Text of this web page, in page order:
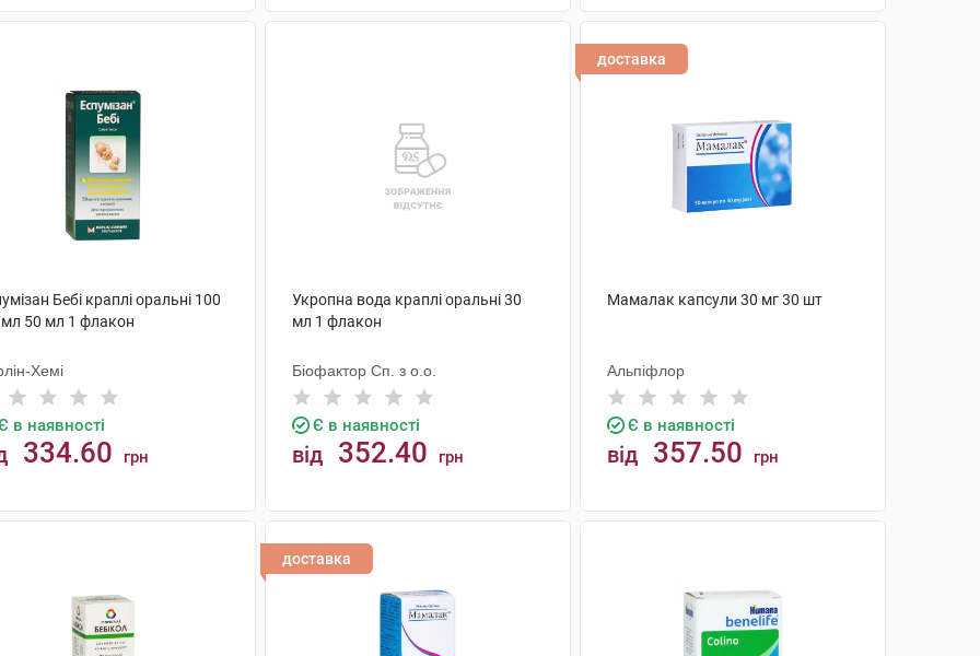
Бебі краплі оральні 100
50 мл 1 флакон
Хемі
в наявності
334.60 грн
Укропна вода краплі оральні 30
мл 1 флакон
Біофактор Сп. з о.о.
Є в наявності
від 352.40 грн
доставка
Мамалак капсули 30 мг 30 шт
Альпіфлор
Є в наявності
від 357.50 грн
доставка